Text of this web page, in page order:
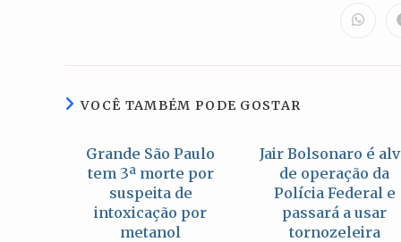
Abre
em
nova
VOCÊ TAMBÉM PODE GOSTAR
Grande São Paulo
tem 3ª morte por
suspeita de
intoxicação por
metanol
Jair Bolsonaro é
de operação da
Polícia Federal e
passará a usar
tornozeleira